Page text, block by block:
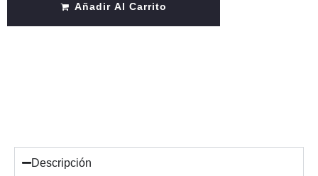
Añadir Al Carrito
Descripción